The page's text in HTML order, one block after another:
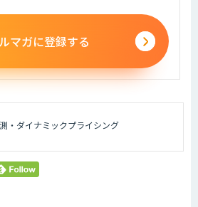
マガに登録する
・ダイナミックプライシング